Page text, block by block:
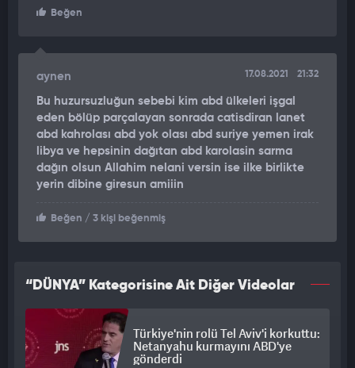
Beğen
aynen 17.08.2021 21:32
Bu huzursuzluğun sebebi kim abd ülkeleri işgal
eden bölüp parçalayan sonrada catisdiran lanet
abd kahrolası abd yok olası abd suriye yemen irak
libya ve hepsinin dağıtan abd karolasin sarma
dağın olsun Allahim nelani versin ise ilke birlikte
yerin dibine giresun amiiin
Beğen / 3 kişi beğenmiş
“DÜNYA” Kategorisine Ait Diğer Videolar
Türkiye'nin rolü Tel Aviv'i korkuttu:
Netanyahu kurmayını ABD'ye
gönderdi